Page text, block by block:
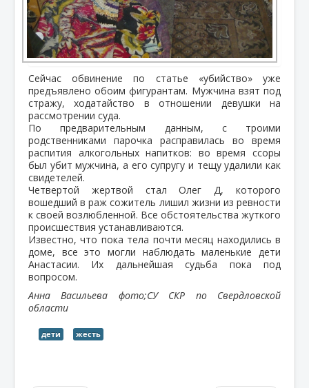
Сейчас обвинение по статье «убийство» уже
предъявлено обоим фигурантам. Мужчина взят под
стражу, ходатайство в отношении девушки на
рассмотрении суда.
По предварительным данным, с троими
родственниками парочка расправилась во время
распития алкогольных напитков: во время ссоры
был убит мужчина, а его супругу и тещу удалили как
свидетелей.
Четвертой жертвой стал Олег Д, которого
вошедший в раж сожитель лишил жизни из ревности
к своей возлюбленной. Все обстоятельства жуткого
происшествия устанавливаются.
Известно, что пока тела почти месяц находились в
доме, все это могли наблюдать маленькие дети
Анастасии. Их дальнейшая судьба пока под
вопросом.
Анна Васильева фото;СУ СКР по Свердловской
области
дети жесть